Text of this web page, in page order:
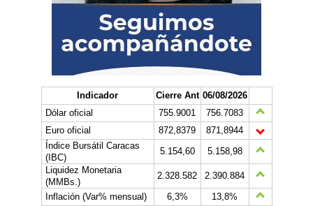
Indicador Cierre Ant 06/08/2026
Dólar oficial
755.9001
756.7083
Euro oficial
872,8379
871,8944
Índice Bursátil Caracas
(IBC)
5.154,60
5.158,98
Liquidez Monetaria
(MMBs.)
2.328.582
2.390.884
Inflación (Var% mensual)
6,3%
13,8%